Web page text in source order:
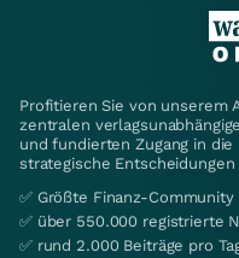
Profitieren Sie von unserem
zentralen
und fundierten Zugang in
strategische
✅ Größte Finanz-
✅ über 550.000 registrierte
✅ rund 2.000 Beiträge pro